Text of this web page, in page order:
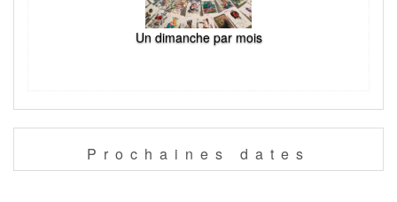
Un dimanche par mois
Prochaines dates